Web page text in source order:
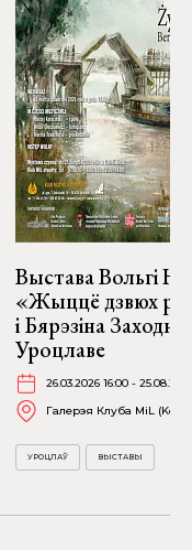
Выстава Вольгі
«Жыццё дзвюх
і Бярэзіна
Уроцлаве
26.03.2026 16:00 -
Галерэя Клуба MiL
УРОЦЛАЎ ВЫСТАВЫ